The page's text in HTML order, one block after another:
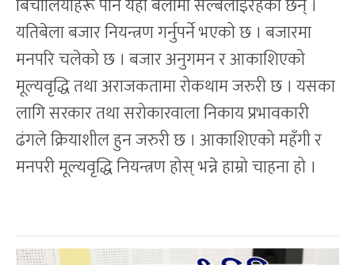
बिचौलियाहरू पनि यही बेलामा सल्बलाईरहेका छन् ।
यतिबेला बजार नियन्त्रण गर्नुपर्ने भएको छ । बजारमा
मनपरि चलेको छ । बजार अनुगमन र आकाशिएको
मूल्यवृद्धि तथा अराजकतामा रोकथाम जरुरी छ । यसका
लागि सरकार तथा सरोकारवाला निकाय प्रभावकारी
ढंगले क्रियाशील हुन जरुरी छ । आकाशिएको महँगी र
मनपरी मूल्यवृद्धि नियन्त्रण होस् भन्ने हाम्रो चाहना हो ।